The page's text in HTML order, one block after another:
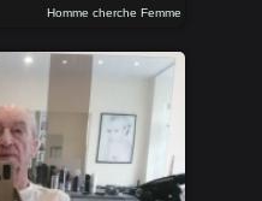
Homme cherche Femme